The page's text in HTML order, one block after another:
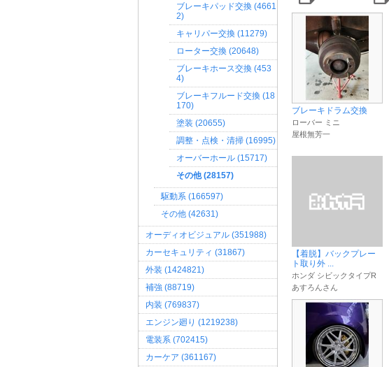
ブレーキパッド交換 (4661
2)
キャリパー交換 (11279)
ローター交換 (20648)
ブレーキホース交換 (453
4)
ブレーキフルード交換 (18
170)
塗装 (20655)
調整・点検・清掃 (16995)
オーバーホール (15717)
その他 (28157)
駆動系 (166597)
その他 (42631)
オーディオビジュアル (351988)
カーセキュリティ (31867)
外装 (1424821)
補強 (88719)
内装 (769837)
エンジン廻り (1219238)
電装系 (702415)
カーケア (361167)
ブレーキドラム交換
ローバー ミニ
屋根無芳一
【着脱】バックプレー
ト取り外 ...
ホンダ シビックタイプR
あすろんさん